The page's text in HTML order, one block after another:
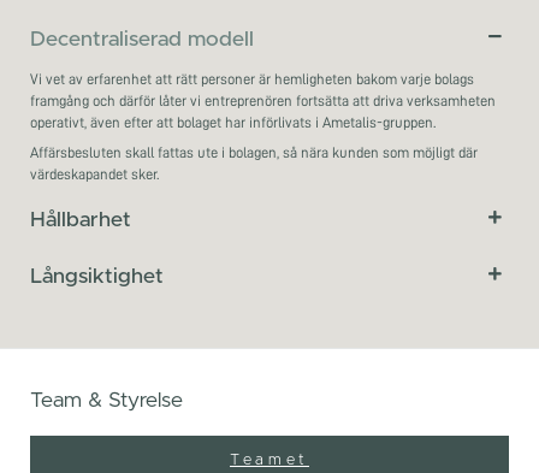
Decentraliserad modell
Vi vet av erfarenhet att rätt personer är hemligheten bakom varje bolags
framgång och därför låter vi entreprenören fortsätta att driva verksamheten
operativt, även efter att bolaget har införlivats i Ametalis-gruppen.
Affärsbesluten skall fattas ute i bolagen, så nära kunden som möjligt där
värdeskapandet sker.
Hållbarhet
Långsiktighet
Team & Styrelse​
Teamet